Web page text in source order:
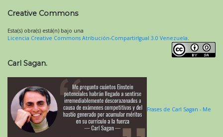
Creative Commons
Esta(s) obra(s) está(n) bajo una
Licencia Creative Commons Atribución-CompartirIgual 3.0 Venezuela.
Carl Sagan.
Frases de Carl Sagan - Me